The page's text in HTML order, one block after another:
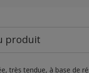
produit
très tendue, à base de